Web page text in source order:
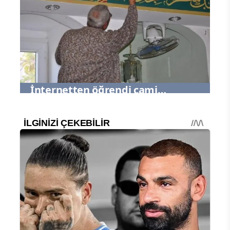
İnternetten öğrendi cami